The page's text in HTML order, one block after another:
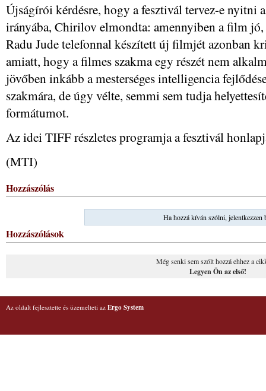
Újságírói kérdésre, hogy a fesztivál tervez-e
irányába, Chirilov elmondta: amennyiben a film
Radu Jude telefonnal készített új filmjét azonban
amiatt, hogy a filmes szakma egy részét nem
jövőben inkább a mesterséges intelligencia
szakmára, de úgy vélte, semmi sem tudja
formátumot.
Az idei TIFF részletes programja a fesztivál
(MTI)
Hozzászólás
Ha hozzá kíván szólni, jelentkezzen
Hozzászólások
Még senki sem szólt hozzá ehhez a
Legyen Ön az első!
Az oldalt fejlesztette és üzemelteti az Ergo System